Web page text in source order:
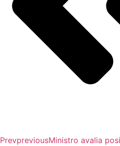
PrevpreviousMinistro avalia